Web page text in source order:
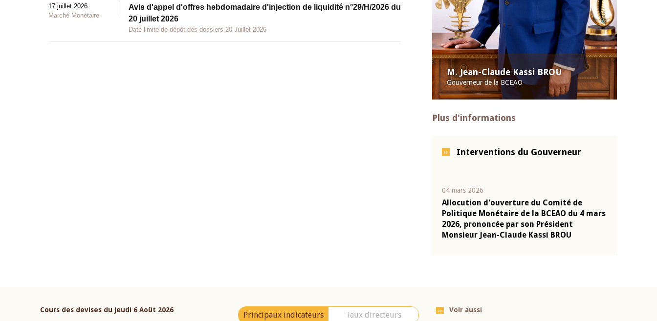
M. Jean-Claude Kassi BROU
Gouverneur de la BCEAO
Plus d'informations
Interventions du Gouverneur
04 mars 2026
Allocution d'ouverture du Comité de
Politique Monétaire de la BCEAO du 4 mars
2026, prononcée par son Président
Monsieur Jean-Claude Kassi BROU
17 juillet 2026
Marché Monétaire
Avis d'appel d'offres hebdomadaire d'injection de liquidité n°29/H/2026 du
20 juillet 2026
Date limite de dépôt des dossiers 20 Juillet 2026
Cours des devises du jeudi 6 Août 2026
Principaux indicateurs Taux directeurs
Voir aussi